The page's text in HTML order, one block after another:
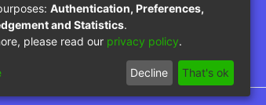
del Ministerio de Educación
Authentication, Preferences,
and Statistics.
please read our privacy policy.
Decline That's ok